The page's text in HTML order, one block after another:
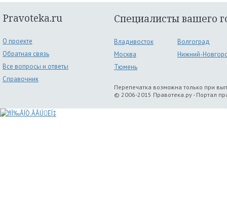
Pravoteka.ru
О проекте
Обратная связь
Все вопросы и ответы
Справочник
Специалисты вашего
Владивосток
Волгоград
Москва
Нижний-
Тюмень
Перепечатка возможна только при
© 2006-2015 Правотека.ру - Портал